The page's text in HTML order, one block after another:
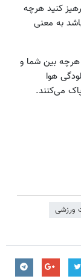
کنید هرچه
به معنی
هرچه بین شما و
هوا
می‌کنند.
ورزشی